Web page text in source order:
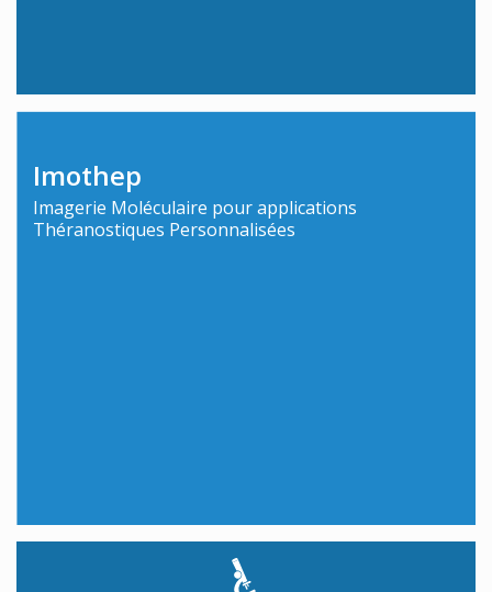
Imothep
Imagerie Moléculaire pour applications
Théranostiques Personnalisées